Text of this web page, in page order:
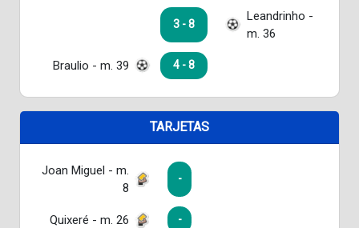
3 - 8
Leandrinho -
m. 36
Braulio - m. 39 4 - 8
TARJETAS
Joan Miguel - m.
8
-
Quixeré - m. 26 -